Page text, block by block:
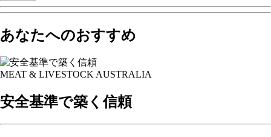
あなたへのおすすめ
MEAT & LIVESTOCK AUSTRALIA
安全基準で築く信頼